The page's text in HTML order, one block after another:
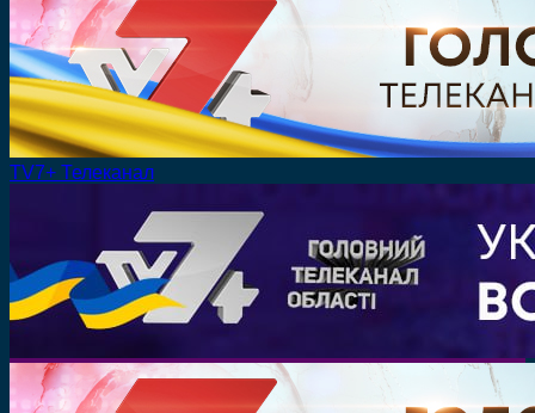
TV7+ Телеканал